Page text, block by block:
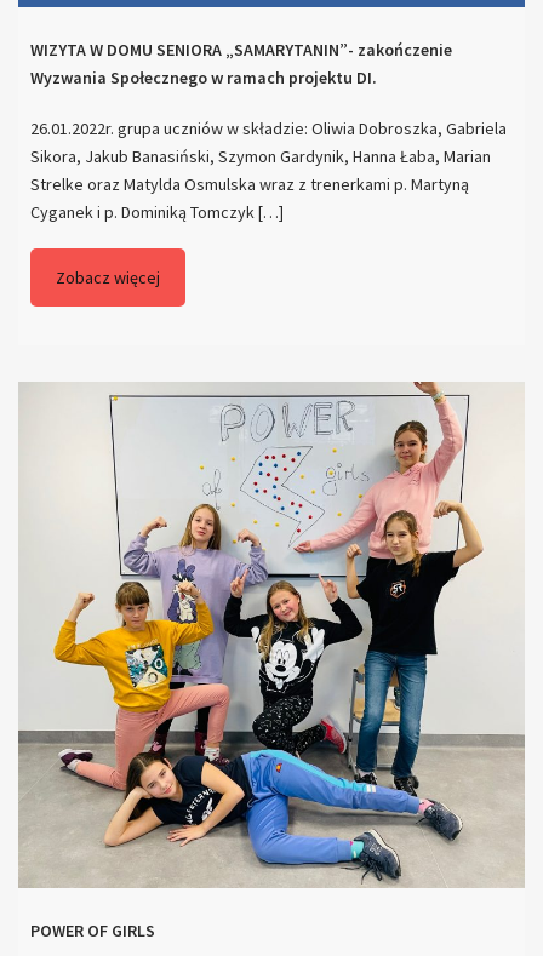
WIZYTA W DOMU SENIORA „SAMARYTANIN”- zakończenie
Wyzwania Społecznego w ramach projektu DI.
26.01.2022r. grupa uczniów w składzie: Oliwia Dobroszka, Gabriela
Sikora, Jakub Banasiński, Szymon Gardynik, Hanna Łaba, Marian
Strelke oraz Matylda Osmulska wraz z trenerkami p. Martyną
Cyganek i p. Dominiką Tomczyk […]
Zobacz więcej
POWER OF GIRLS